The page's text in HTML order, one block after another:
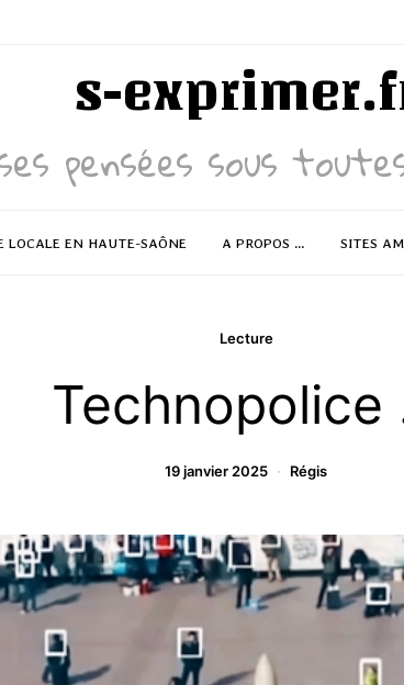
s-
pensées sous
LOCALE EN HAUTE-SAÔNE A PROPOS … SITES
Lecture
Technopolice
19 janvier 2025 Régis